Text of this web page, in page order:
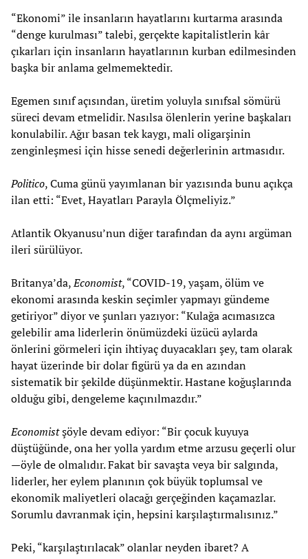
“Ekonomi” ile insanların hayatlarını kurtarma arasında
“denge kurulması” talebi, gerçekte kapitalistlerin kâr
çıkarları için insanların hayatlarının kurban edilmesinden
başka bir anlama gelmemektedir.
Egemen sınıf açısından, üretim yoluyla sınıfsal sömürü
süreci devam etmelidir. Nasılsa ölenlerin yerine başkaları
konulabilir. Ağır basan tek kaygı, mali oligarşinin
zenginleşmesi için hisse senedi değerlerinin artmasıdır.
Politico, Cuma günü yayımlanan bir yazısında bunu açıkça
ilan etti: “Evet, Hayatları Parayla Ölçmeliyiz.”
Atlantik Okyanusu’nun diğer tarafından da aynı argüman
ileri sürülüyor.
Britanya’da,Economist, “COVID-19, yaşam, ölüm ve
ekonomi arasında keskin seçimler yapmayı gündeme
getiriyor” diyor ve şunları yazıyor: “Kulağa acımasızca
gelebilir ama liderlerin önümüzdeki üzücü aylarda
önlerini görmeleri için ihtiyaç duyacakları şey, tam olarak
hayat üzerinde bir dolar figürü ya da en azından
sistematik bir şekilde düşünmektir. Hastane koğuşlarında
olduğu gibi, dengeleme kaçınılmazdır.”
Economistşöyle devam ediyor: “Bir çocuk kuyuya
düştüğünde, ona her yolla yardım etme arzusu geçerli olur
—öyle de olmalıdır. Fakat bir savaşta veya bir salgında,
liderler, her eylem planının çok büyük toplumsal ve
ekonomik maliyetleri olacağı gerçeğinden kaçamazlar.
Sorumlu davranmak için, hepsini karşılaştırmalısınız.”
Peki, “karşılaştırılacak” olanlar neyden ibaret? A